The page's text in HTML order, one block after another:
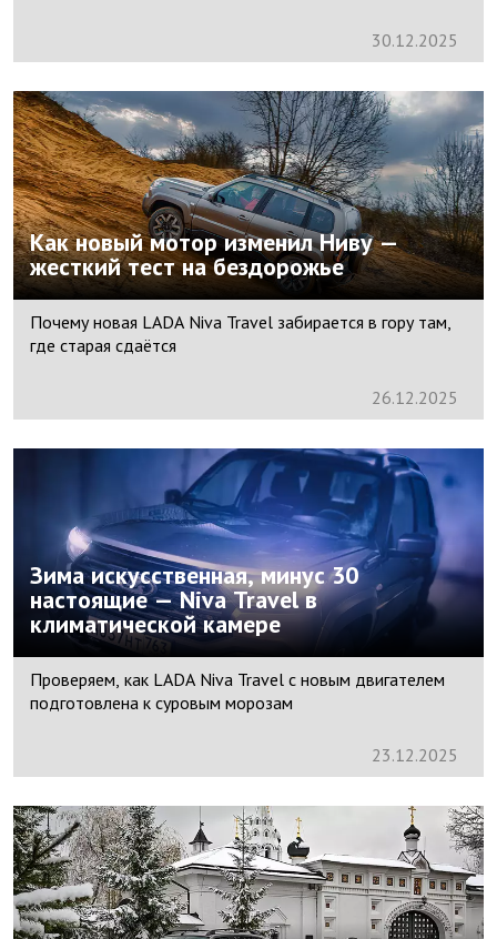
30.12.2025
Как новый мотор изменил Ниву —
жесткий тест на бездорожье
Почему новая LADA Niva Travel забирается в гору там,
где старая сдаётся
26.12.2025
Зима искусственная, минус 30
настоящие — Niva Travel в
климатической камере
Проверяем, как LADA Niva Travel с новым двигателем
подготовлена к суровым морозам
23.12.2025